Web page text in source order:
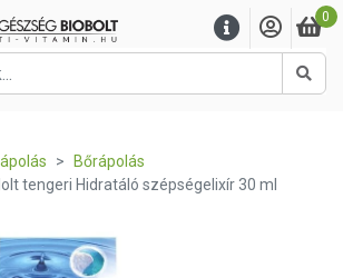
0
Bőrápolás
tengeri Hidratáló szépségelixír 30 ml